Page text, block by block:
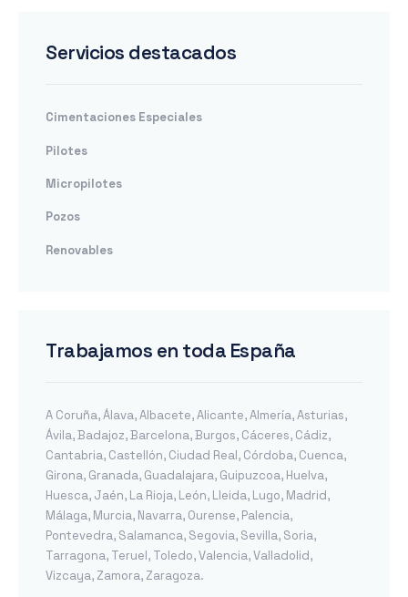
Servicios destacados
Cimentaciones Especiales
Pilotes
Micropilotes
Pozos
Renovables
Trabajamos en toda España
A Coruña,Álava,Albacete,Alicante,Almería,Asturias,
Ávila,Badajoz,Barcelona,Burgos, Cáceres, Cádiz,
Cantabria, Castellón, Ciudad Real, Córdoba, Cuenca,
Girona, Granada, Guadalajara, Guipuzcoa, Huelva,
Huesca, Jaén, La Rioja, León, Lleida, Lugo, Madrid,
Málaga, Murcia, Navarra, Ourense, Palencia,
Pontevedra, Salamanca, Segovia, Sevilla, Soria,
Tarragona, Teruel, Toledo,Valencia,Valladolid,
Vizcaya, Zamora, Zaragoza.